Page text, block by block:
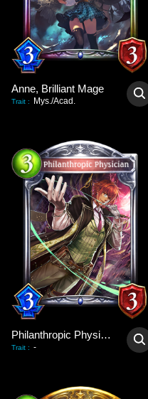
Anne, Brilliant Mage
Trait : Mys./Acad.
Philanthropic Physician
Trait : -